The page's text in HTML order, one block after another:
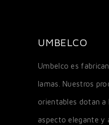
UMBELCO
Umbelco es
lamas. Nuestros
orientables dotan a
aspecto elegante y